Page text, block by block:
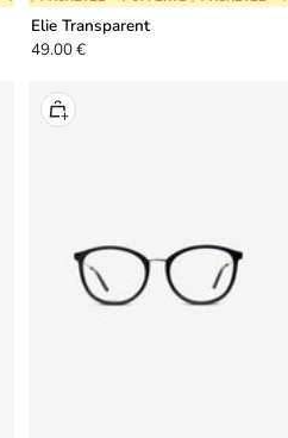
Elie Transparent
Prix
vente
49.00 €
Ajouter